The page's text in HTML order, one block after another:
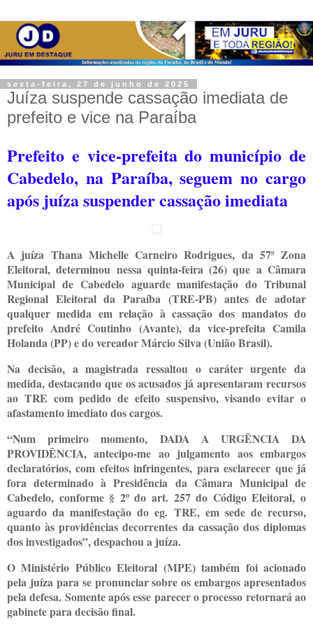
sexta-feira, 27 de junho de 2025
Juíza suspende cassação imediata de
prefeito e vice na Paraíba
Prefeito e vice-prefeita do município de
Cabedelo, na Paraíba, seguem no cargo
após juíza suspender cassação imediata
A juíza Thana Michelle Carneiro Rodrigues, da 57ª Zona
Eleitoral, determinou nessa quinta-feira (26) que a Câmara
Municipal de Cabedelo aguarde manifestação do Tribunal
Regional Eleitoral da Paraíba (TRE-PB) antes de adotar
qualquer medida em relação à cassação dos mandatos do
prefeito André Coutinho (Avante), da vice-prefeita Camila
Holanda (PP) e do vereador Márcio Silva (União Brasil).
Na decisão, a magistrada ressaltou o caráter urgente da
medida, destacando que os acusados já apresentaram recursos
ao TRE com pedido de efeito suspensivo, visando evitar o
afastamento imediato dos cargos.
“Num primeiro momento, DADA A URGÊNCIA DA
PROVIDÊNCIA, antecipo-me ao julgamento aos embargos
declaratórios, com efeitos infringentes, para esclarecer que já
fora determinado à Presidência da Câmara Municipal de
Cabedelo, conforme § 2º do art. 257 do Código Eleitoral, o
aguardo da manifestação do eg. TRE, em sede de recurso,
quanto às providências decorrentes da cassação dos diplomas
dos investigados”, despachou a juíza.
O Ministério Público Eleitoral (MPE) também foi acionado
pela juíza para se pronunciar sobre os embargos apresentados
pela defesa. Somente após esse parecer o processo retornará ao
gabinete para decisão final.